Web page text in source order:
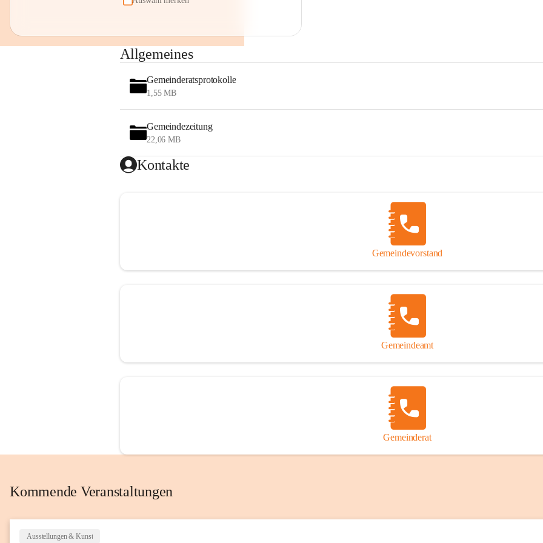
Allgemeines
Gemeinderatsprotokolle
1,55 MB
Gemeindezeitung
22,06 MB
Kontakte
Gemeindevorstand
Gemeindeamt
Gemeinderat
Kommende Veranstaltungen
Ausstellungen & Kunst